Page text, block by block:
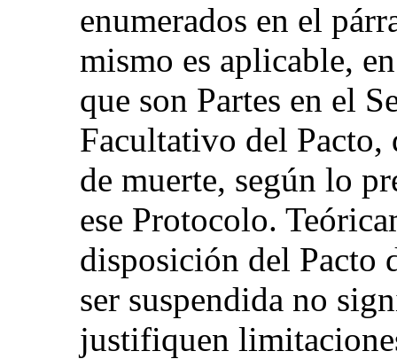
enumerados en el
mismo es aplicable,
que son Partes en el
Facultativo del Pacto,
de muerte, según lo
ese Protocolo.
disposición del Pacto
ser suspendida no
justifiquen